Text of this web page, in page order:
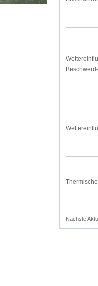
Nächste